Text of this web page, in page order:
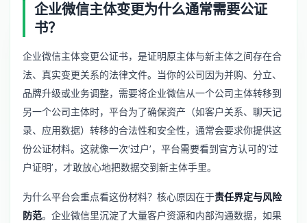
企业微信主体变更为什么通常需要公证
书？
企业微信主体变更公证书，是证明原主体与新主体之间存在合
法、真实变更关系的法律文件。当你的公司因为并购、分立、
品牌升级或业务调整，需要将企业微信从一个公司主体转移到
另一个公司主体时，平台为了确保资产（如客户关系、聊天记
录、应用数据）转移的合法性和安全性，通常会要求你提供这
份公证材料。这就像一次‘过户’，平台需要看到官方认可的‘过
户证明’，才敢放心地把数据交到新主体手里。
为什么平台会重点看这份材料？核心原因在于责任界定与风险
防范。企业微信里沉淀了大量客户资源和内部沟通数据，如果